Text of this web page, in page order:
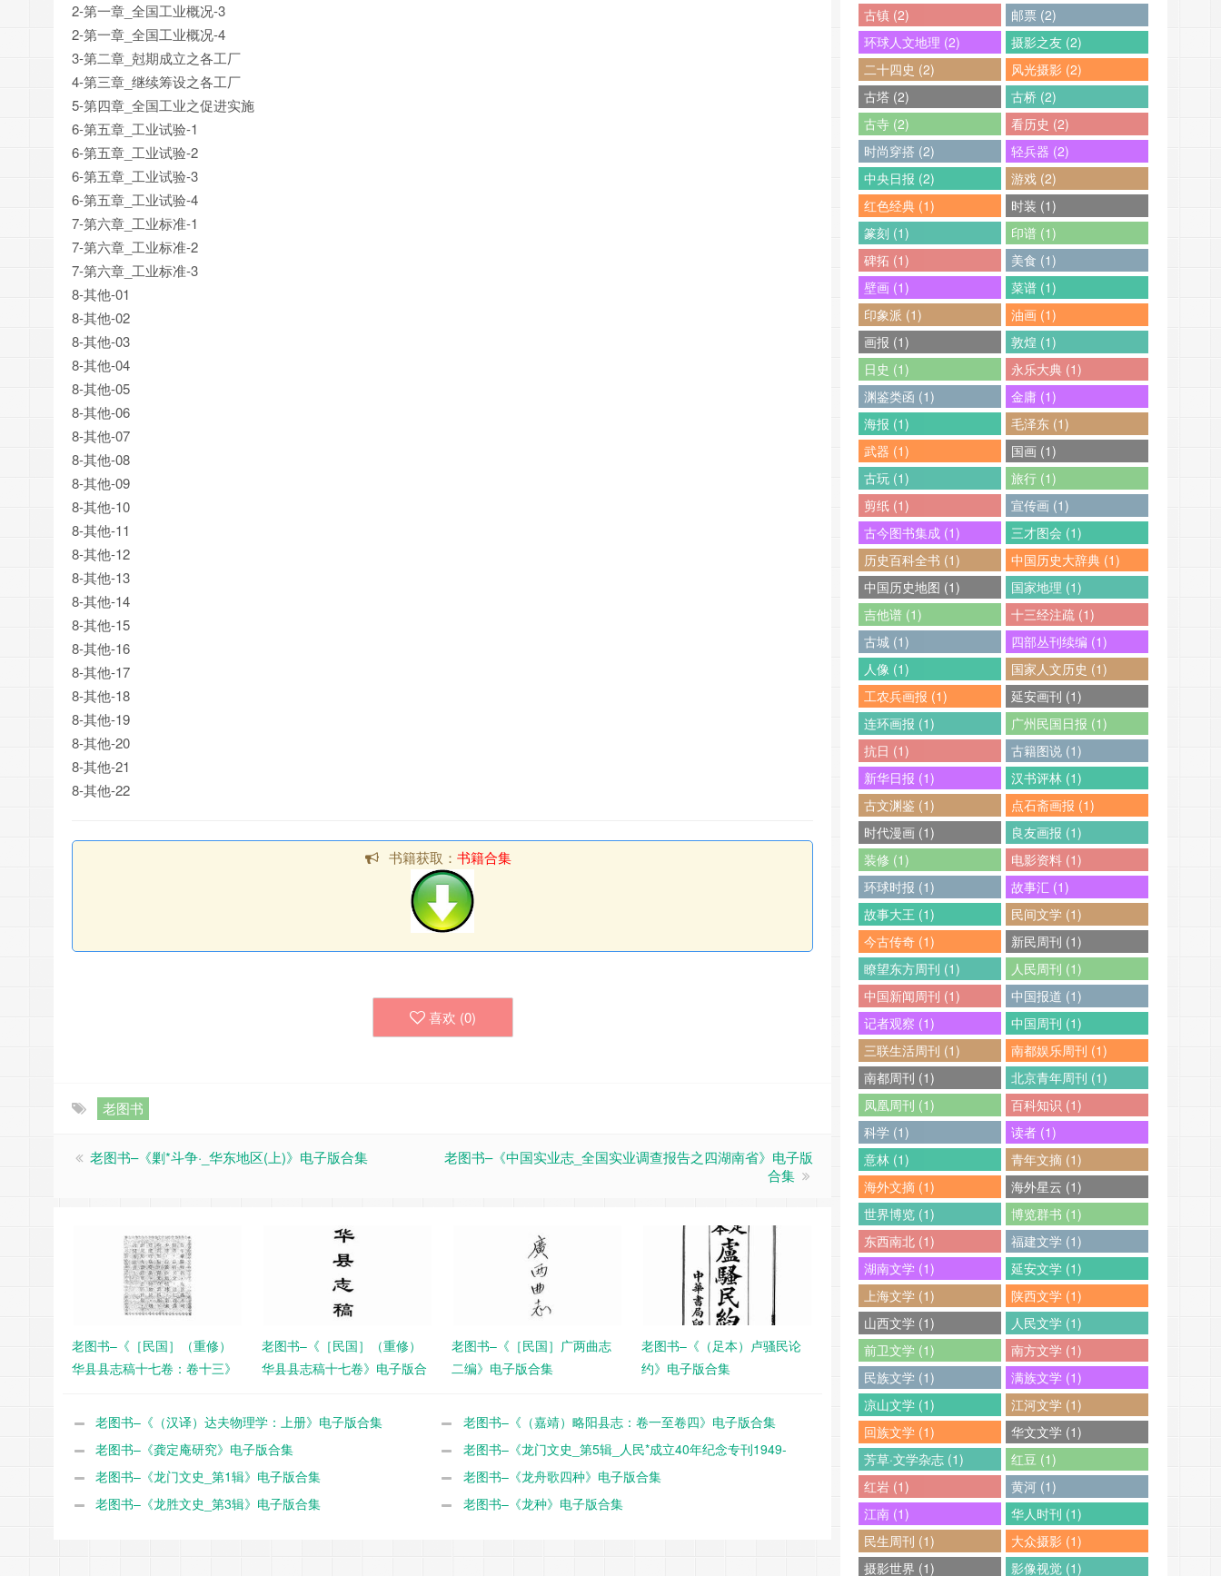
2-第一章_全国工业概况-3
2-第一章_全国工业概况-4
3-第二章_尅期成立之各工厂
4-第三章_继续筹设之各工厂
5-第四章_全国工业之促进实施
6-第五章_工业试验-1
6-第五章_工业试验-2
6-第五章_工业试验-3
6-第五章_工业试验-4
7-第六章_工业标准-1
7-第六章_工业标准-2
7-第六章_工业标准-3
8-其他-01
8-其他-02
8-其他-03
8-其他-04
8-其他-05
8-其他-06
8-其他-07
8-其他-08
8-其他-09
8-其他-10
8-其他-11
8-其他-12
8-其他-13
8-其他-14
8-其他-15
8-其他-16
8-其他-17
8-其他-18
8-其他-19
8-其他-20
8-其他-21
8-其他-22
书籍获取： 书籍合集
喜欢 (0)
老图书
老图书–《剿*斗争·_华东地区(上)》电子版合集
老图书–《中国实业志_全国实业调查报告之四湖南省》电子版
合集
老图书–《［民国］（重修）
华县县志稿十七卷：卷十三》
老图书–《［民国］（重修）
华县县志稿十七卷》电子版合
老图书–《［民国］广两曲志
二编》电子版合集
老图书–《（足本）卢骚民论
约》电子版合集
老图书–《（汉译）达夫物理学：上册》电子版合集
老图书–《（嘉靖）略阳县志：卷一至卷四》电子版合集
老图书–《龚定庵研究》电子版合集
老图书–《龙门文史_第5辑_人民*成立40年纪念专刊1949-
1989》电子版合集
老图书–《龙门文史_第1辑》电子版合集
老图书–《龙舟歌四种》电子版合集
老图书–《龙胜文史_第3辑》电子版合集
老图书–《龙种》电子版合集
古镇 (2)
邮票 (2)
环球人文地理 (2)
摄影之友 (2)
二十四史 (2)
风光摄影 (2)
古塔 (2)
古桥 (2)
古寺 (2)
看历史 (2)
时尚穿搭 (2)
轻兵器 (2)
中央日报 (2)
游戏 (2)
红色经典 (1)
时装 (1)
篆刻 (1)
印谱 (1)
碑拓 (1)
美食 (1)
壁画 (1)
菜谱 (1)
印象派 (1)
油画 (1)
画报 (1)
敦煌 (1)
日史 (1)
永乐大典 (1)
渊鉴类函 (1)
金庸 (1)
海报 (1)
毛泽东 (1)
武器 (1)
国画 (1)
古玩 (1)
旅行 (1)
剪纸 (1)
宣传画 (1)
古今图书集成 (1)
三才图会 (1)
历史百科全书 (1)
中国历史大辞典 (1)
中国历史地图 (1)
国家地理 (1)
吉他谱 (1)
十三经注疏 (1)
古城 (1)
四部丛刊续编 (1)
人像 (1)
国家人文历史 (1)
工农兵画报 (1)
延安画刊 (1)
连环画报 (1)
广州民国日报 (1)
抗日 (1)
古籍图说 (1)
新华日报 (1)
汉书评林 (1)
古文渊鉴 (1)
点石斋画报 (1)
时代漫画 (1)
良友画报 (1)
装修 (1)
电影资料 (1)
环球时报 (1)
故事汇 (1)
故事大王 (1)
民间文学 (1)
今古传奇 (1)
新民周刊 (1)
瞭望东方周刊 (1)
人民周刊 (1)
中国新闻周刊 (1)
中国报道 (1)
记者观察 (1)
中国周刊 (1)
三联生活周刊 (1)
南都娱乐周刊 (1)
南都周刊 (1)
北京青年周刊 (1)
凤凰周刊 (1)
百科知识 (1)
科学 (1)
读者 (1)
意林 (1)
青年文摘 (1)
海外文摘 (1)
海外星云 (1)
世界博览 (1)
博览群书 (1)
东西南北 (1)
福建文学 (1)
湖南文学 (1)
延安文学 (1)
上海文学 (1)
陕西文学 (1)
山西文学 (1)
人民文学 (1)
前卫文学 (1)
南方文学 (1)
民族文学 (1)
满族文学 (1)
凉山文学 (1)
江河文学 (1)
回族文学 (1)
华文文学 (1)
芳草·文学杂志 (1)
红豆 (1)
红岩 (1)
黄河 (1)
江南 (1)
华人时刊 (1)
民生周刊 (1)
大众摄影 (1)
摄影世界 (1)
影像视觉 (1)